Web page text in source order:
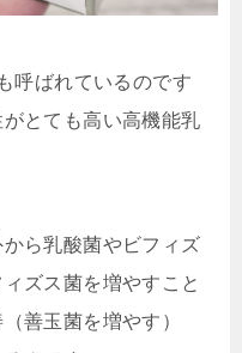
呼ばれているのです
とても高い高機能乳
ら乳酸菌やビフィズ
ズス菌を増やすこと
善玉菌を増やす）